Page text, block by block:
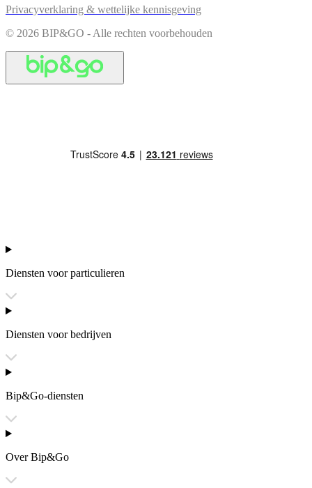
Privacyverklaring & wettelijke kennisgeving
© 2026 BIP&GO - Alle rechten voorbehouden
Diensten voor particulieren
Diensten voor bedrijven
Bip&Go-diensten
Over Bip&Go